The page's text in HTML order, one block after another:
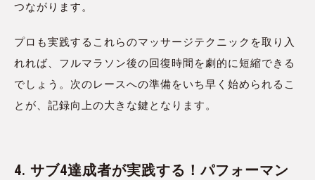
つながります。
プロも実践するこれらのマッサージテクニックを取り入
れれば、フルマラソン後の回復時間を劇的に短縮できる
でしょう。次のレースへの準備をいち早く始められるこ
とが、記録向上の大きな鍵となります。
4. サブ4達成者が実践する！パフォーマン